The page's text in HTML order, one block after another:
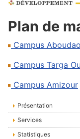
Présentation
Services
Statistiques
Plan de
Campus
Campus Targa
Campus Amizour